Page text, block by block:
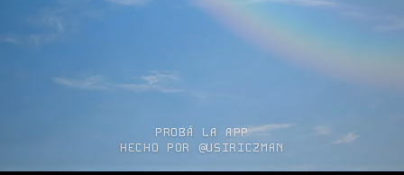
PROBÁ LA APP
HECHO POR @USIRICZMAN